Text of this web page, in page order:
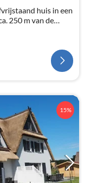
huis in een
250 m van de
15%